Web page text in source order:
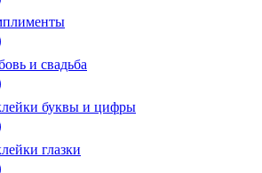
и свадьба
буквы и цифры
глазки